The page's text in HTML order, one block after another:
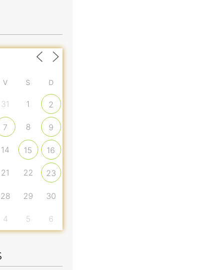
V S D
31 1 2
7 8 9
14 15 16
21 22 23
28 29 30
4 5 6